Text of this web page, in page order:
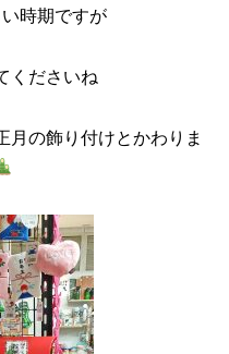
時期ですが
くださいね
月の飾り付けとかわりま